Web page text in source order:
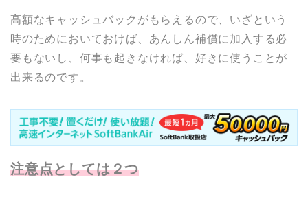
高額なキャッシュバックがもらえるので、いざという
時のためにおいておけば、あんしん補償に加入する必
要もないし、何事も起きなければ、好きに使うことが
出来るのです。
注意点としては２つ